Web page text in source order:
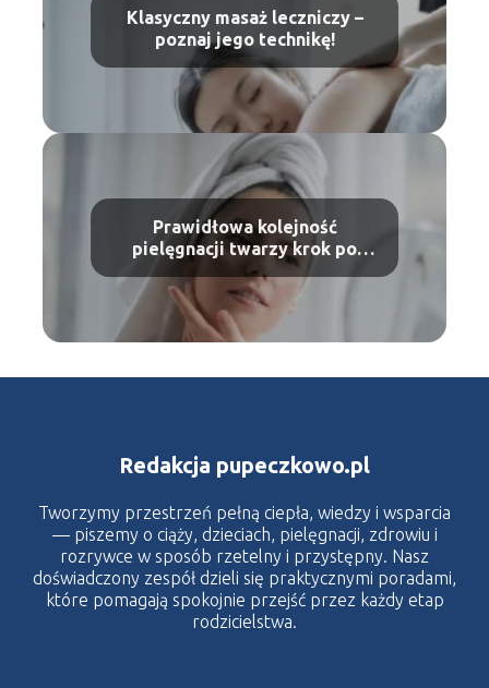
Klasyczny masaż leczniczy –
poznaj jego technikę!
Prawidłowa kolejność
pielęgnacji twarzy krok po
kroku – Poznaj etapy!
Redakcja pupeczkowo.pl
Tworzymy przestrzeń pełną ciepła, wiedzy i wsparcia
— piszemy o ciąży, dzieciach, pielęgnacji, zdrowiu i
rozrywce w sposób rzetelny i przystępny. Nasz
doświadczony zespół dzieli się praktycznymi poradami,
które pomagają spokojnie przejść przez każdy etap
rodzicielstwa.